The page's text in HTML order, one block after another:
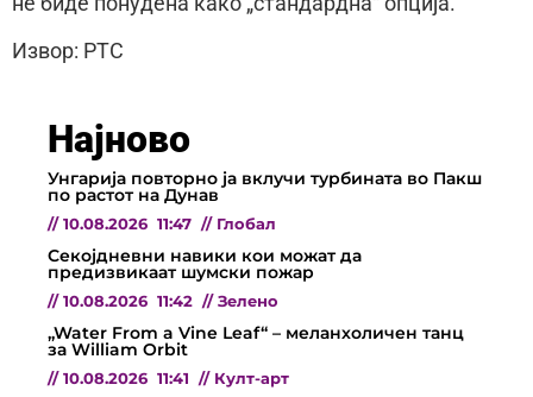
Извор: РТС
Најново
Унгарија повторно ја вклучи турбината во Пакш
по растот на Дунав
// 10.08.2026 11:47 // Глобал
Секојдневни навики кои можат да
предизвикаат шумски пожар
// 10.08.2026 11:42 // Зелено
„Water From a Vine Leaf“ – меланхоличен танц
за William Orbit
// 10.08.2026 11:41 // Култ-арт